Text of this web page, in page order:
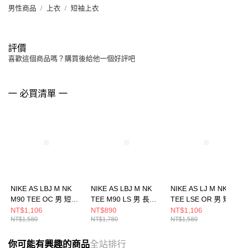
男性商品 上衣 短袖上衣
評價
喜歡這個商品嗎？購買後給他一個好評吧
一 必買清單 一
NIKE AS LBJ M NK
M90 TEE OC 男 短袖
上衣 HJ3413010
NT$1,106
NT$1,580
NIKE AS LBJ M NK
TEE M90 LS 男 長袖
上衣 HF6192010
NT$890
NT$1,780
NIKE AS LJ M
TEE LSE OR 男
上衣 IH8563045
NT$1,106
NT$1,580
你可能有興趣的商品全站排行